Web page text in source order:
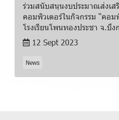
ร่วมสนับสนุนงบประมาณส่งเ
คอมพิวเตอร์ในกิจกรรม “คอม
โรงเรียนโพนทองประชา จ.บึ
12 Sept 2023
News